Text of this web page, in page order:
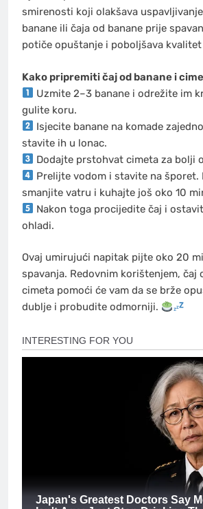
smirenosti koji olakšava
banane ili čaja od banane prije
potiče opuštanje i poboljšava kvalitet
Kako pripremiti čaj od banane i
Uzmite 2–3 banane i odrežite im
gulite koru.
Isjecite banane na komade
stavite ih u lonac.
Dodajte prstohvat cimeta za bolji
Prelijte vodom i stavite na šporet.
smanjite vatru i kuhajte još oko 10
Nakon toga procijedite čaj i
ohladi.
Ovaj umirujući napitak pijte oko 20
spavanja. Redovnim korištenjem, čaj
cimeta pomoći će vam da se brže
dublje i probudite odmorniji.